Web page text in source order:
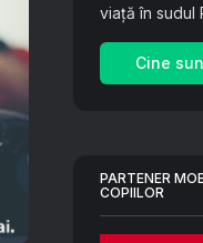
viață în sudul
Cine
PARTENER
COPIILOR